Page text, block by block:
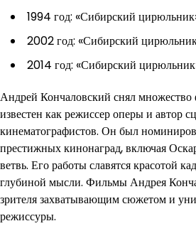
1994 год: «Сибирский
2002 год: «Сибирский
2014 год: «Сибирский
Андрей Кончаловский снял
известен как режиссер оперы и автор
кинематографистов. Он был
престижных кинонаград, включая
ветвь. Его работы славятся красотой
глубиной мысли. Фильмы Андрея
зрителя захватывающим сюжетом и
режиссуры.